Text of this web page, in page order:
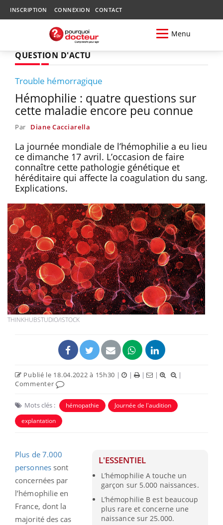
INSCRIPTION CONNEXION CONTACT
Menu
QUESTION D'ACTU
Trouble hémorragique
Hémophilie : quatre questions sur
cette maladie encore peu connue
Par Diane Cacciarella
La journée mondiale de l’hémophilie a eu lieu
ce dimanche 17 avril. L’occasion de faire
connaître cette pathologie génétique et
héréditaire qui affecte la coagulation du sang.
Explications.
THINKHUBSTUDIO/ISTOCK
Publié le 18.04.2022 à 15h30 | | | |
|
Commenter
Mots clés : hémopathie
Journée de l'audition
explantation
L'ESSENTIEL
L’hémophilie A touche un
garçon sur 5.000 naissances.
L’hémophilie B est beaucoup
plus rare et concerne une
naissance sur 25.000.
Plus de 7.000
personnessont
concernées par
l’hémophilie en
France, dont la
majorité des cas